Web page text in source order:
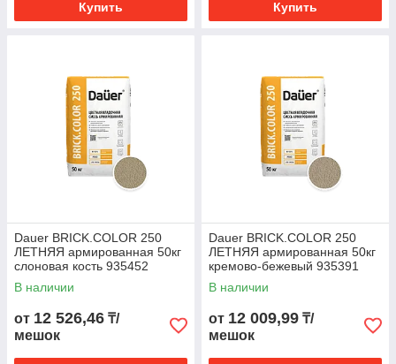
Купить Купить
Dauer BRICK.COLOR 250
ЛЕТНЯЯ армированная 50кг
слоновая кость 935452
В наличии
от 12 526,46 ₸/
мешок
Dauer BRICK.COLOR 250
ЛЕТНЯЯ армированная 50кг
кремово-бежевый 935391
В наличии
от 12 009,99 ₸/
мешок